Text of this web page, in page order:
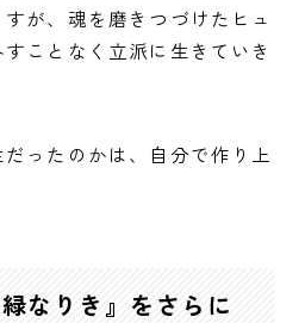
が、魂を磨きつづけたヒュ
ことなく立派に生きていき
ったのかは、自分で作り上
なりき』をさらに